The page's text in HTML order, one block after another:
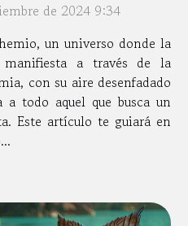
de 2024 9:34
un universo donde la
a través de la
con su aire desenfadado
todo aquel que busca un
Este artículo te guiará en